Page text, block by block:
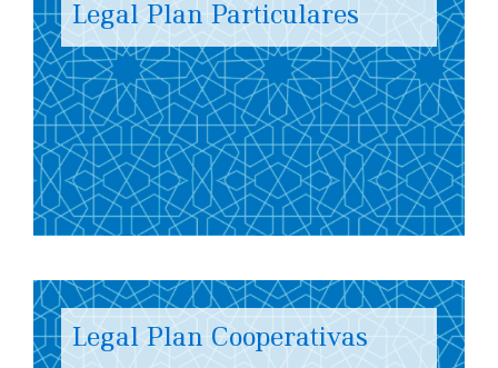
Legal Plan Particulares
Legal Plan Cooperativas